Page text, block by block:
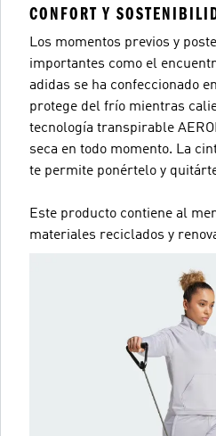
CONFORT Y
Los momentos previos y
importantes como el
adidas se ha confeccionado
protege del frío mientras
tecnología transpirable
seca en todo momento. La
te permite ponértelo y
Este producto contiene al
materiales reciclados y